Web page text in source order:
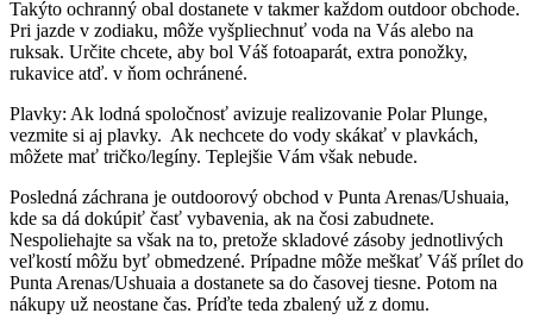
Takýto ochranný obal dostanete v takmer každom outdoor obchode.
Pri jazde v zodiaku, môže vyšpliechnuť voda na Vás alebo na
ruksak. Určite chcete, aby bol Váš fotoaparát, extra ponožky,
rukavice atď. v ňom ochránené.
Plavky: Ak lodná spoločnosť avizuje realizovanie Polar Plunge,
vezmite si aj plavky. Ak nechcete do vody skákať v plavkách,
môžete mať tričko/legíny. Teplejšie Vám však nebude.
Posledná záchrana je outdoorový obchod v Punta Arenas/Ushuaia,
kde sa dá dokúpiť časť vybavenia, ak na čosi zabudnete.
Nespoliehajte sa však na to, pretože skladové zásoby jednotlivých
veľkostí môžu byť obmedzené. Prípadne môže meškať Váš prílet do
Punta Arenas/Ushuaia a dostanete sa do časovej tiesne. Potom na
nákupy už neostane čas. Príďte teda zbalený už z domu.